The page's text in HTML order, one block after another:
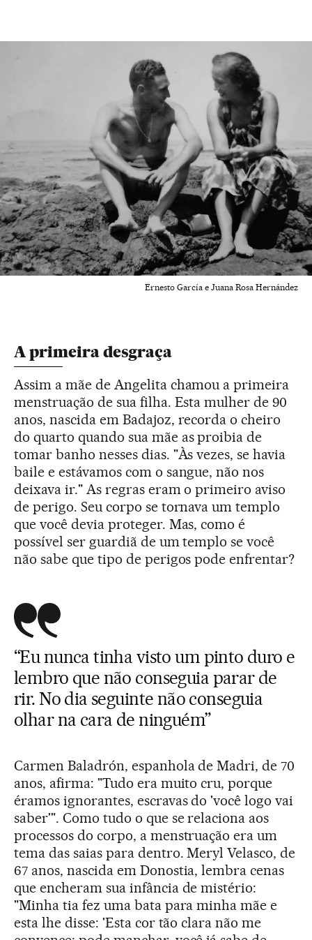
Ernesto García e Juana Rosa Hernández
A primeira desgraça
Assim a mãe de Angelita chamou a primeira
menstruação de sua filha. Esta mulher de 90
anos, nascida em Badajoz, recorda o cheiro
do quarto quando sua mãe as proibia de
tomar banho nesses dias. "Às vezes, se havia
baile e estávamos com o sangue, não nos
deixava ir." As regras eram o primeiro aviso
de perigo. Seu corpo se tornava um templo
que você devia proteger. Mas, como é
possível ser guardiã de um templo se você
não sabe que tipo de perigos pode enfrentar?
“Eu nunca tinha visto um pinto duro e
lembro que não conseguia parar de
rir. No dia seguinte não conseguia
olhar na cara de ninguém”
Carmen Baladrón, espanhola de Madri, de 70
anos, afirma: "Tudo era muito cru, porque
éramos ignorantes, escravas do 'você logo vai
saber'". Como tudo o que se relaciona aos
processos do corpo, a menstruação era um
tema das saias para dentro. Meryl Velasco, de
67 anos, nascida em Donostia, lembra cenas
que encheram sua infância de mistério:
"Minha tia fez uma bata para minha mãe e
esta lhe disse: 'Esta cor tão clara não me